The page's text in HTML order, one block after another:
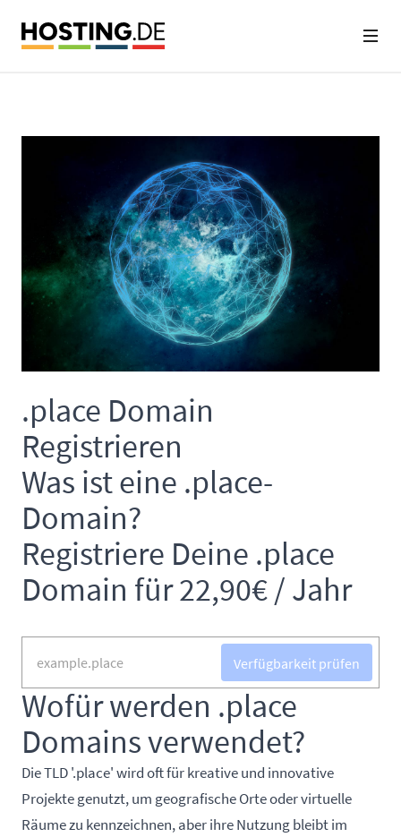
.place Domain
Registrieren
Was ist eine .place-
Domain?
Registriere Deine .place
Domain für 22,90€ / Jahr
Verfügbarkeit prüfen
Wofür werden .place
Domains verwendet?
Die TLD '.place' wird oft für kreative und innovative
Projekte genutzt, um geografische Orte oder virtuelle
Räume zu kennzeichnen, aber ihre Nutzung bleibt im